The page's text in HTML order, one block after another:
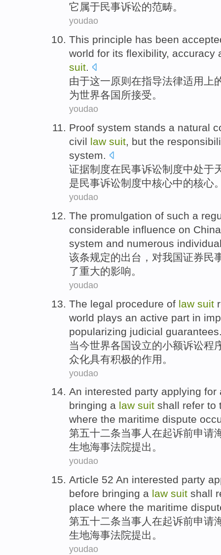
它 属于民事诉讼的范畴。
youdao
This principle has been
world for its flexibility, accuracy
suit.
由于这一原则 在指导法律适用上
为世界各国 所接受。
youdao
Proof system stands a natural
civil law suit, but the
system.
证据制度在民事诉讼制度中处于
是民事诉讼制度中核心中的核心
youdao
The promulgation of such a
considerable influence on
system and numerous
该条规定的出台， 对我国证券民
了重大的影响。
youdao
The legal procedure of law suit
world plays an active part in
popularizing judicial
当今世界各国设立的小额诉讼程
众化具有积极的作用 。
youdao
An interested party applying for
bringing a law suit shall refer to
where the maritime dispute
第五十二条当事人 在起诉前申请
生地海事法院提出。
youdao
Article 52 An interested party
before bringing a law suit shall
place where the maritime
第五十二条当事人 在起诉前申请
生地海事法院提出。
youdao